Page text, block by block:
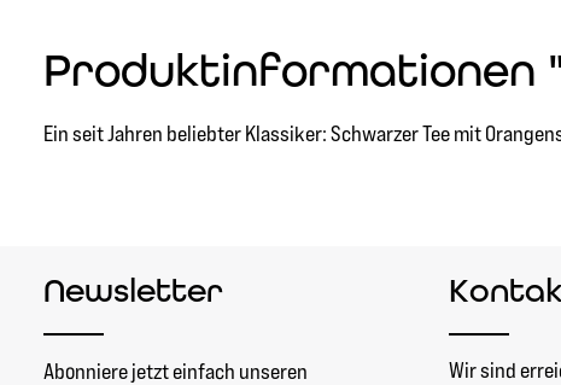
Produktinformationen
Ein seit Jahren beliebter Klassiker: Schwarzer Tee mit
Newsletter
Abonniere jetzt einfach unseren
Wir sind